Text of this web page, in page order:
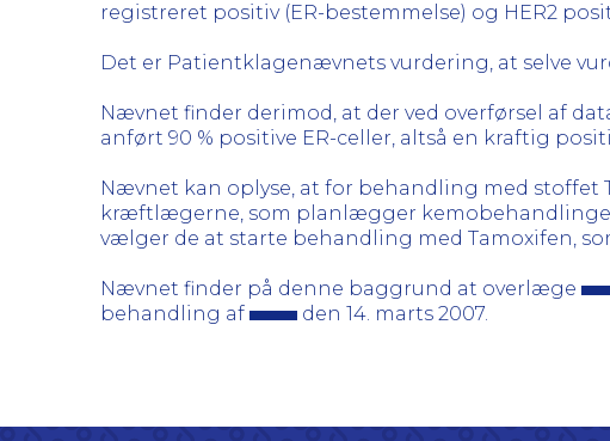
registreret positiv (ER-bestemmelse) og HER2
Det er Patientklagenævnets vurdering, at selve
Nævnet finder derimod, at der ved overførsel af
anført 90 % positive ER-celler, altså en kraftig
Nævnet kan oplyse, at for behandling med stoffet
kræftlægerne, som planlægger
vælger de at starte behandling med Tamoxifen,
Nævnet finder på denne baggrund at overlæge
behandling af
den 14. marts 2007.